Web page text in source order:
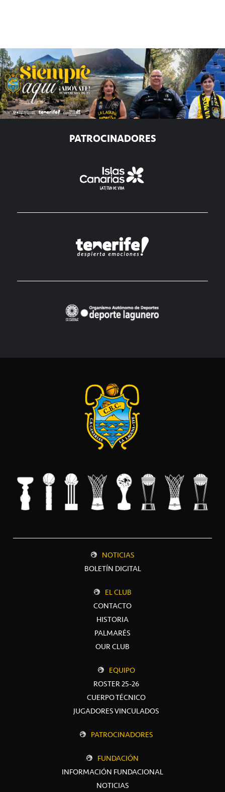
PATROCINADORES
NOTICIAS
BOLETÍN DIGITAL
EL CLUB
CONTACTO
HISTORIA
PALMARÉS
OUR CLUB
EQUIPO
ROSTER 25-26
CUERPO TÉCNICO
JUGADORES VINCULADOS
PATROCINADORES
FUNDACIÓN
INFORMACIÓN FUNDACIONAL
NOTICIAS